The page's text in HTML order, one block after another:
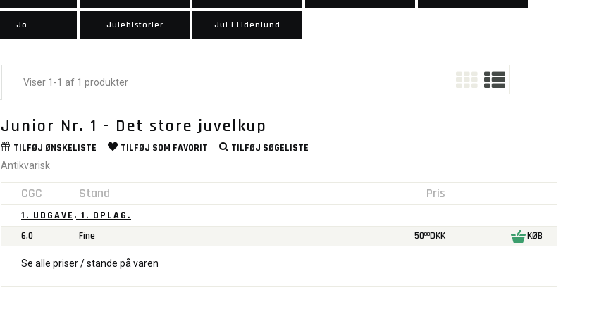
Jo Julehistorier Jul i Lidenlund
Viser 1-1 af 1 produkter
Junior Nr. 1 - Det store juvelkup
TILFØJ ØNSKELISTE TILFØJ SOM FAVORIT TILFØJ SØGELISTE
Antikvarisk
CGC Stand Pris
1. UDGAVE, 1. OPLAG.
6,0
Fine 5000DKK KØB
Se alle priser / stande på varen